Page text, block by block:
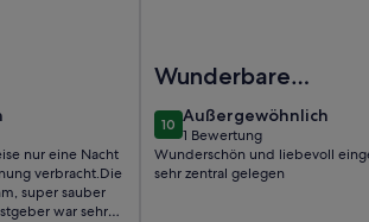
nur eine Nacht
verbracht.Die
super sauber
war sehr
Wunderbare
Unterkunft
1010 von 10
Außergewöhnlich
außergewöhnlich
1 Bewertung
(1
bewertung)
Wunderschön und liebevoll
sehr zentral gelegen